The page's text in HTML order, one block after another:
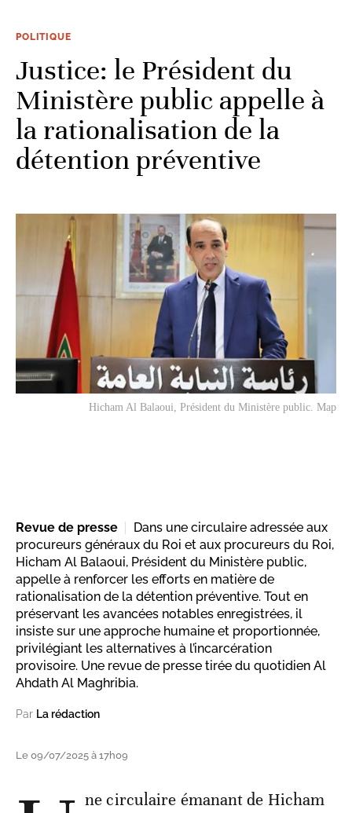
POLITIQUE
Justice: le Président du
Ministère public appelle à
la rationalisation de la
détention préventive
Hicham Al Balaoui, Président du Ministère public. Map
Revue de presse
Dans une circulaire adressée aux
procureurs généraux du Roi et aux procureurs du Roi,
Hicham Al Balaoui, Président du Ministère public,
appelle à renforcer les efforts en matière de
rationalisation de la détention préventive. Tout en
préservant les avancées notables enregistrées, il
insiste sur une approche humaine et proportionnée,
privilégiant les alternatives à l’incarcération
provisoire. Une revue de presse tirée du quotidien Al
Ahdath Al Maghribia.
Par La rédaction
Le 09/07/2025 à 17h09
ne circulaire émanant de Hicham